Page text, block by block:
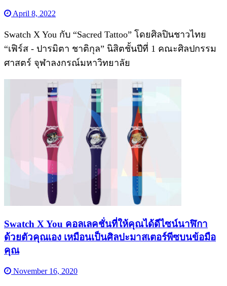
April 8, 2022
Swatch X You กับ “Sacred Tattoo” โดยศิลปินชาวไทย
“เฟิร์ส - ปารมิตา ชาติกุล” นิสิตชั้นปีที่ 1 คณะศิลปกรรม
ศาสตร์ จุฬาลงกรณ์มหาวิทยาลัย
Swatch X You คอลเลคชั่นที่ให้คุณได้ดีไซน์นาฬิกา
ด้วยตัวคุณเอง เหมือนเป็นศิลปะมาสเตอร์พีซบนข้อมือ
คุณ
November 16, 2020